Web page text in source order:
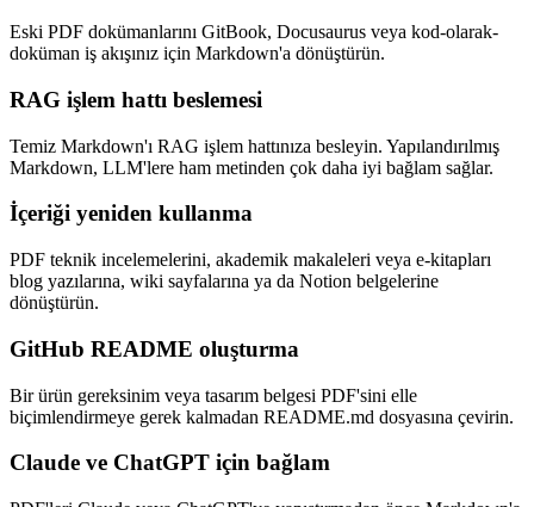
Eski PDF dokümanlarını GitBook, Docusaurus veya kod-olarak-
doküman iş akışınız için Markdown'a dönüştürün.
RAG işlem hattı beslemesi
Temiz Markdown'ı RAG işlem hattınıza besleyin. Yapılandırılmış
Markdown, LLM'lere ham metinden çok daha iyi bağlam sağlar.
İçeriği yeniden kullanma
PDF teknik incelemelerini, akademik makaleleri veya e-kitapları
blog yazılarına, wiki sayfalarına ya da Notion belgelerine
dönüştürün.
GitHub README oluşturma
Bir ürün gereksinim veya tasarım belgesi PDF'sini elle
biçimlendirmeye gerek kalmadan README.md dosyasına çevirin.
Claude ve ChatGPT için bağlam